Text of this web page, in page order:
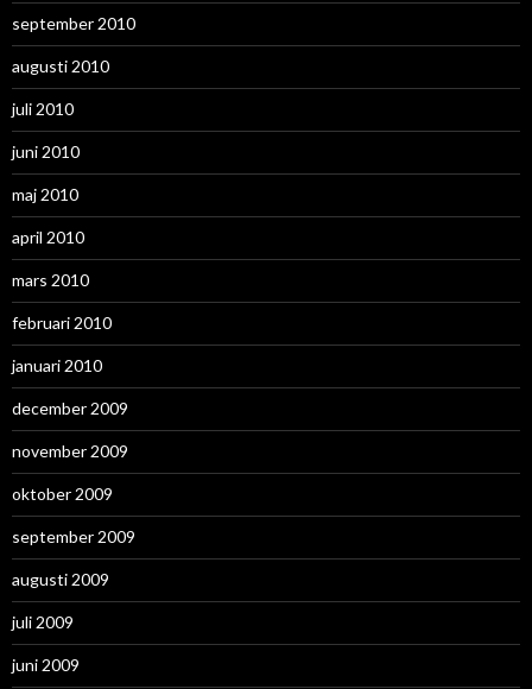
september 2010
augusti 2010
juli 2010
juni 2010
maj 2010
april 2010
mars 2010
februari 2010
januari 2010
december 2009
november 2009
oktober 2009
september 2009
augusti 2009
juli 2009
juni 2009